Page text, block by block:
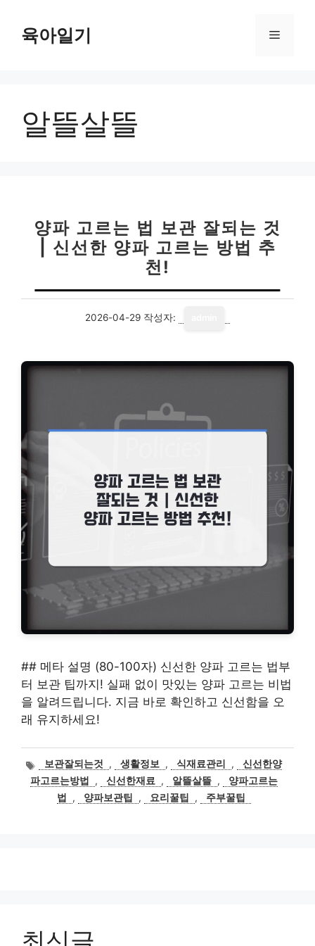
육아일기 메
알뜰살뜰
양파 고르는 법 보관 잘되는 것
| 신선한 양파 고르는 방법 추
천!
2026-04-29 작성자:
## 메타 설명 (80-100자) 신선한 양파 고르는 법부
터 보관 팁까지! 실패 없이 맛있는 양파 고르는 비법
을 알려드립니다. 지금 바로 확인하고 신선함을 오
래 유지하세요!
태
그
보관잘되는것 , 생활정보 , 식재료관리 ,
신선한양
파고르는방법
, 신선한재료 , 알뜰살뜰 ,
양파고르는
법
, 양파보관팁 , 요리꿀팁 , 주부꿀팁